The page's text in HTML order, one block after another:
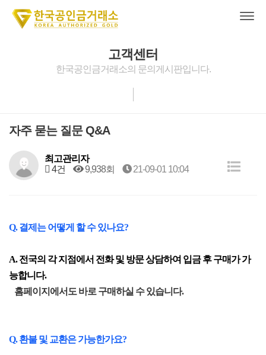
고객센터
한국공인금거래소의 문의게시판입니다.
자주 묻는 질문 Q&A
최고관리자
4건
9,938회 21-09-01 10:04
Q. 결제는 어떻게 할 수 있나요?
A. 전국의 각 지점에서 전화 및 방문 상담하여 입금 후 구매가 가
능합니다.
홈페이지에서도 바로 구매하실 수 있습니다.
Q. 환불 및 교환은 가능한가요?